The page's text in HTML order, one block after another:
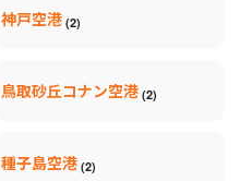
神戸空港 (2)
鳥取砂丘コナン空港 (2)
種子島空港 (2)